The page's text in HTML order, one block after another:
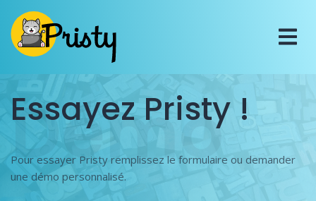
Essayez Pristy !
Démo
Pour essayer Pristy remplissez le formulaire ou demander
une démo personnalisé.